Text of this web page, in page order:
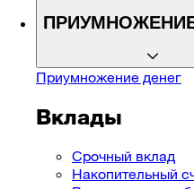
Приумножение денег
Вклады
Срочный вклад
Накопительный